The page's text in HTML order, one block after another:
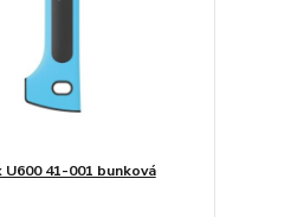
41-001 bunková